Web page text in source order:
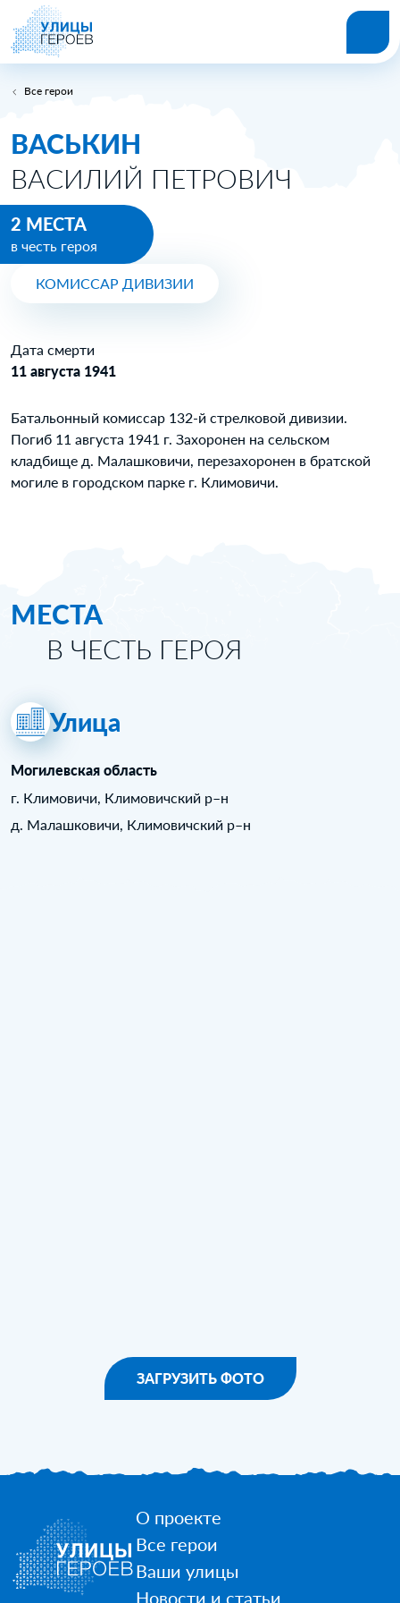
Все герои
ВАСЬКИН
ВАСИЛИЙ ПЕТРОВИЧ
2 МЕСТА
в честь героя
КОМИССАР ДИВИЗИИ
Дата смерти
11 августа 1941
Батальонный комиссар 132-й стрелковой дивизии.
Погиб 11 августа 1941 г. Захоронен на сельском
кладбище д. Малашковичи, перезахоронен в братской
могиле в городском парке г. Климовичи.
МЕСТА
В ЧЕСТЬ ГЕРОЯ
Улица
Могилевская область
г. Климовичи, Климовичский р–н
д. Малашковичи, Климовичский р–н
ЗАГРУЗИТЬ ФОТО
О проекте
Все герои
Ваши улицы
Новости и статьи